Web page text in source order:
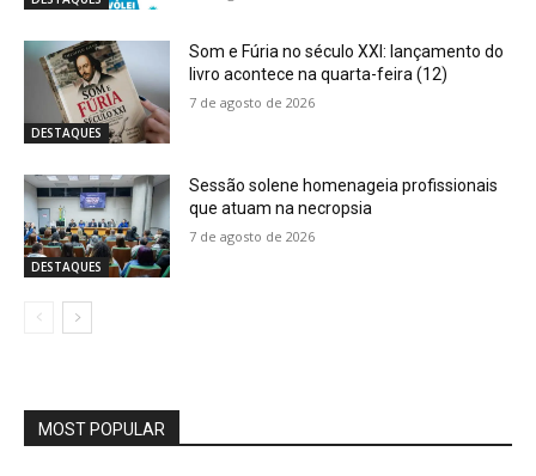
DESTAQUES
Som e Fúria no século XXI: lançamento do
livro acontece na quarta-feira (12)
7 de agosto de 2026
DESTAQUES
Sessão solene homenageia profissionais
que atuam na necropsia
7 de agosto de 2026
MOST POPULAR